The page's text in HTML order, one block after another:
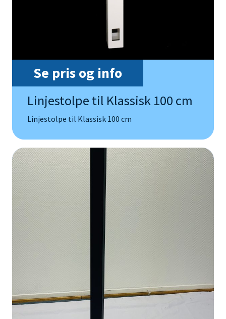
Se pris og info
Linjestolpe til Klassisk 100 cm
Linjestolpe til Klassisk 100 cm